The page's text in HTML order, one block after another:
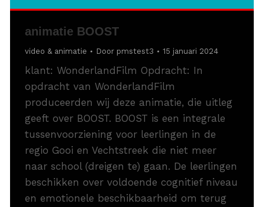
animatie BOOST
video & animatie Door pmstest3 15 januari 2024
klant: WonderlandFilm Opdracht: In
opdracht van WonderlandFilm
produceerden wij deze animatie, die uitleg
geeft over BOOST. BOOST is een integrale
tussenvoorziening voor leerlingen in de
regio Gooi en Vechtstreek die niet meer
naar school (dreigen te) gaan. De leerlingen
beschikken over voldoende cognitief niveau
en emotionele beschikbaarheid om terug